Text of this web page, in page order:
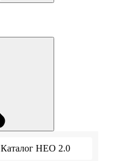
Каталог НЕО 2.0